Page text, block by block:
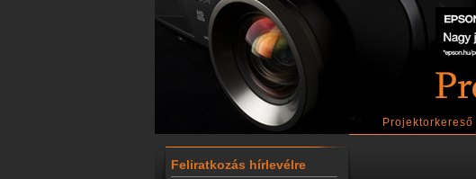
Projektorkereső
Feliratkozás hírlevélre